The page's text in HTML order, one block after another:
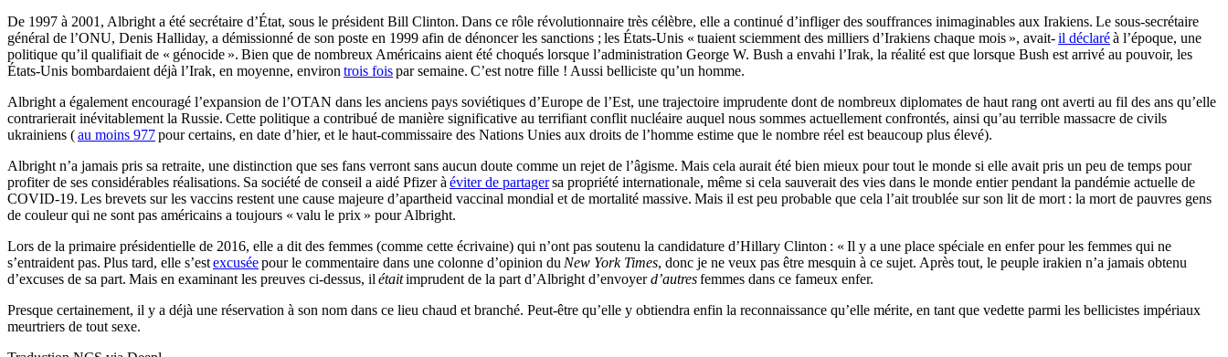
De 1997 à 2001, Albright a été secrétaire d’État, sous le président Bill Clinton. Dans ce rôle révolutionnaire très célèbre, elle a continué d’infliger des souffrances inimaginables aux Irakiens. Le sous-secrétaire
général de l’ONU, Denis Halliday, a démissionné de son poste en 1999 afin de dénoncer les sanctions ; les États-Unis « tuaient sciemment des milliers d’Irakiens chaque mois », avait-il déclaréà l’époque, une
politique qu’il qualifiait de « génocide ». Bien que de nombreux Américains aient été choqués lorsque l’administration George W. Bush a envahi l’Irak, la réalité est que lorsque Bush est arrivé au pouvoir, les
États-Unis bombardaient déjà l’Irak, en moyenne, environ trois foispar semaine. C’est notre fille ! Aussi belliciste qu’un homme.
Albright a également encouragé l’expansion de l’OTAN dans les anciens pays soviétiques d’Europe de l’Est, une trajectoire imprudente dont de nombreux diplomates de haut rang ont averti au fil des ans qu’elle
contrarierait inévitablement la Russie. Cette politique a contribué de manière significative au terrifiant conflit nucléaire auquel nous sommes actuellement confrontés, ainsi qu’au terrible massacre de civils
ukrainiens (au moins 977pour certains, en date d’hier, et le haut-commissaire des Nations Unies aux droits de l’homme estime que le nombre réel est beaucoup plus élevé).
Albright n’a jamais pris sa retraite, une distinction que ses fans verront sans aucun doute comme un rejet de l’âgisme. Mais cela aurait été bien mieux pour tout le monde si elle avait pris un peu de temps pour
profiter de ses considérables réalisations. Sa société de conseil a aidé Pfizer à éviter de partagersa propriété internationale, même si cela sauverait des vies dans le monde entier pendant la pandémie actuelle de
COVID-19. Les brevets sur les vaccins restent une cause majeure d’apartheid vaccinal mondial et de mortalité massive. Mais il est peu probable que cela l’ait troublée sur son lit de mort : la mort de pauvres gens
de couleur qui ne sont pas américains a toujours « valu le prix » pour Albright.
Lors de la primaire présidentielle de 2016, elle a dit des femmes (comme cette écrivaine) qui n’ont pas soutenu la candidature d’Hillary Clinton : « Il y a une place spéciale en enfer pour les femmes qui ne
s’entraident pas. Plus tard, elle s’estexcuséepour le commentaire dans une colonne d’opinion du New York Times, donc je ne veux pas être mesquin à ce sujet. Après tout, le peuple irakien n’a jamais obtenu
d’excuses de sa part. Mais en examinant les preuves ci-dessus, il étaitimprudent de la part d’Albright d’envoyerd’autresfemmes dans ce fameux enfer.
Presque certainement, il y a déjà une réservation à son nom dans ce lieu chaud et branché. Peut-être qu’elle y obtiendra enfin la reconnaissance qu’elle mérite, en tant que vedette parmi les bellicistes impériaux
meurtriers de tout sexe.